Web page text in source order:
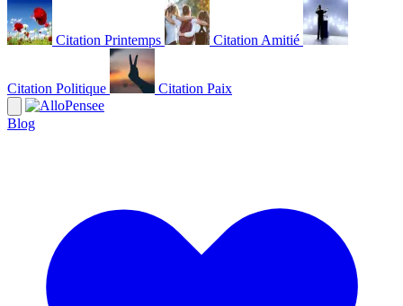
Citation Printemps Citation Amitié
Citation Politique Citation Paix
Blog